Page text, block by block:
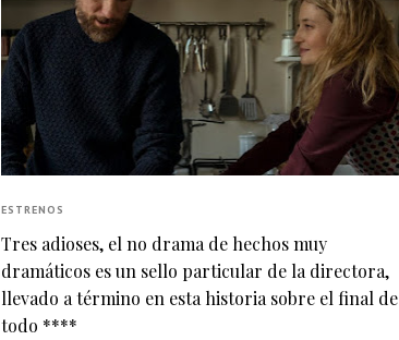
ESTRENOS
Tres adioses, el no drama de hechos muy
dramáticos es un sello particular de la directora,
llevado a término en esta historia sobre el final de
todo ****